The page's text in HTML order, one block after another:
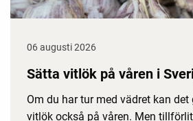
06 augusti 2026
Sätta vitlök på våren i
Om du har tur med vädret kan
vitlök också på våren. Men